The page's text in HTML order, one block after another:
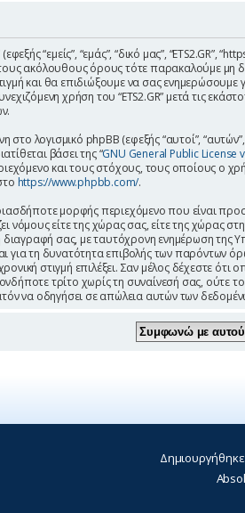
“εμείς”, “εμάς”, “δικό μας”,
ακόλουθους όρους τότε παρακαλούμε μη
και θα επιδιώξουμε να σας
χρήση του “ETS2.GR” μετά τις
στο λογισμικό phpBB (εφεξής “αυτοί”,
βάσει της “GNU General Public License
και τους στόχους, τους οποίους ο
https://www.phpbb.com/.
μορφής περιεχόμενο που είναι
είτε της χώρας σας, είτε της χώρας
διαγραφή σας, με ταυτόχρονη ενημέρωση
τη δυνατότητα επιβολής των παρόντων
στιγμή επιλέξει. Σαν μέλος δέχεστε
τρίτο χωρίς τη συναίνεσή σας, ούτε
να οδηγήσει σε απώλεια αυτών των